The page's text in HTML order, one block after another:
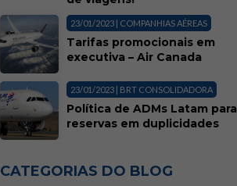
23/01/2023 | COMPANHIAS AÉREAS
Tarifas promocionais em
executiva – Air Canada
23/01/2023 | BRT CONSOLIDADORA
Política de ADMs Latam para
reservas em duplicidades
CATEGORIAS DO BLOG